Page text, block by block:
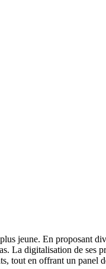
jeune. En proposant
digitalisation de ses
tout en offrant un panel